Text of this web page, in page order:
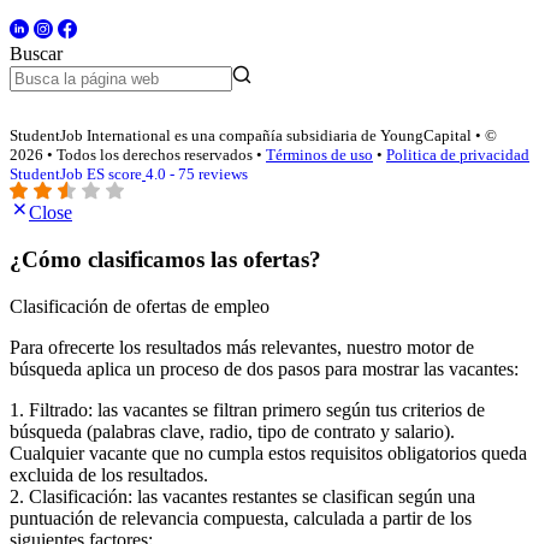
Buscar
StudentJob International es una compañía subsidiaria de YoungCapital • ©
2026 • Todos los derechos reservados • Términos de uso • Politica de privacidad
StudentJob ES score 4.0 - 75 reviews
Close
¿Cómo clasificamos las ofertas?
Clasificación de ofertas de empleo
Para ofrecerte los resultados más relevantes, nuestro motor de
búsqueda aplica un proceso de dos pasos para mostrar las vacantes:
1. Filtrado: las vacantes se filtran primero según tus criterios de
búsqueda (palabras clave, radio, tipo de contrato y salario).
Cualquier vacante que no cumpla estos requisitos obligatorios queda
excluida de los resultados.
2. Clasificación: las vacantes restantes se clasifican según una
puntuación de relevancia compuesta, calculada a partir de los
siguientes factores: